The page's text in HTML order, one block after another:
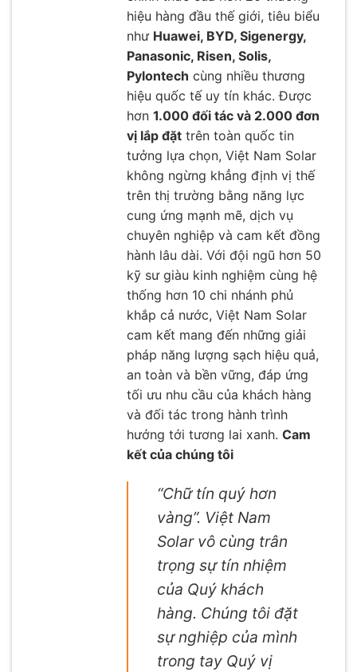
hiệu hàng đầu thế giới, tiêu biểu
như Huawei, BYD, Sigenergy,
Panasonic, Risen, Solis,
Pylontech cùng nhiều thương
hiệu quốc tế uy tín khác. Được
hơn 1.000 đối tác và 2.000 đơn
vị lắp đặt trên toàn quốc tin
tưởng lựa chọn, Việt Nam Solar
không ngừng khẳng định vị thế
trên thị trường bằng năng lực
cung ứng mạnh mẽ, dịch vụ
chuyên nghiệp và cam kết đồng
hành lâu dài. Với đội ngũ hơn 50
kỹ sư giàu kinh nghiệm cùng hệ
thống hơn 10 chi nhánh phủ
khắp cả nước, Việt Nam Solar
cam kết mang đến những giải
pháp năng lượng sạch hiệu quả,
an toàn và bền vững, đáp ứng
tối ưu nhu cầu của khách hàng
và đối tác trong hành trình
hướng tới tương lai xanh. Cam
kết của chúng tôi
“Chữ tín quý hơn
vàng”. Việt Nam
Solar vô cùng trân
trọng sự tín nhiệm
của Quý khách
hàng. Chúng tôi đặt
sự nghiệp của mình
trong tay Quý vị